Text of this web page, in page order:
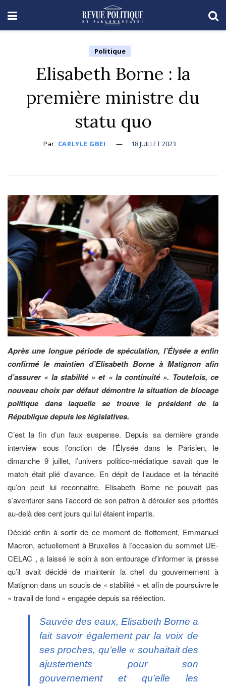
Politique
Elisabeth Borne : la
première ministre du
statu quo
Par CARLYLE GBEI 18 JUILLET 2023
Après une longue période de spéculation, l’Élysée a enfin
confirmé le maintien d’Elisabeth Borne à Matignon afin
d’assurer « la stabilité » et « la continuité ». Toutefois, ce
nouveau choix par défaut démontre la situation de blocage
politique dans laquelle se trouve le président de la
République depuis les législatives.
C’est la fin d’un faux suspense. Depuis sa dernière grande
interview sous l’onction de l’Élysée dans le Parisien, le
dimanche 9 juillet, l’univers politico-médiatique savait que le
match était plié d’avance. En dépit de l’audace et la ténacité
qu’on peut lui reconnaitre, Elisabeth Borne ne pouvait pas
s’aventurer sans l’accord de son patron à dérouler ses priorités
au-delà des cent jours qui lui étaient impartis.
Décidé enfin à sortir de ce moment de flottement, Emmanuel
Macron, actuellement à Bruxelles à l’occasion du sommet UE-
CELAC , a laissé le soin à son entourage d’informer la presse
qu’il avait décidé de maintenir la chef du gouvernement à
Matignon dans un soucis de « stabilité » et afin de poursuivre le
« travail de fond » engagée depuis sa réélection.
Sauvée des eaux, Elisabeth Borne a
fait savoir également par la voix de
ses proches, qu’elle « souhaitait des
ajustements pour son
gouvernement et qu’elle les